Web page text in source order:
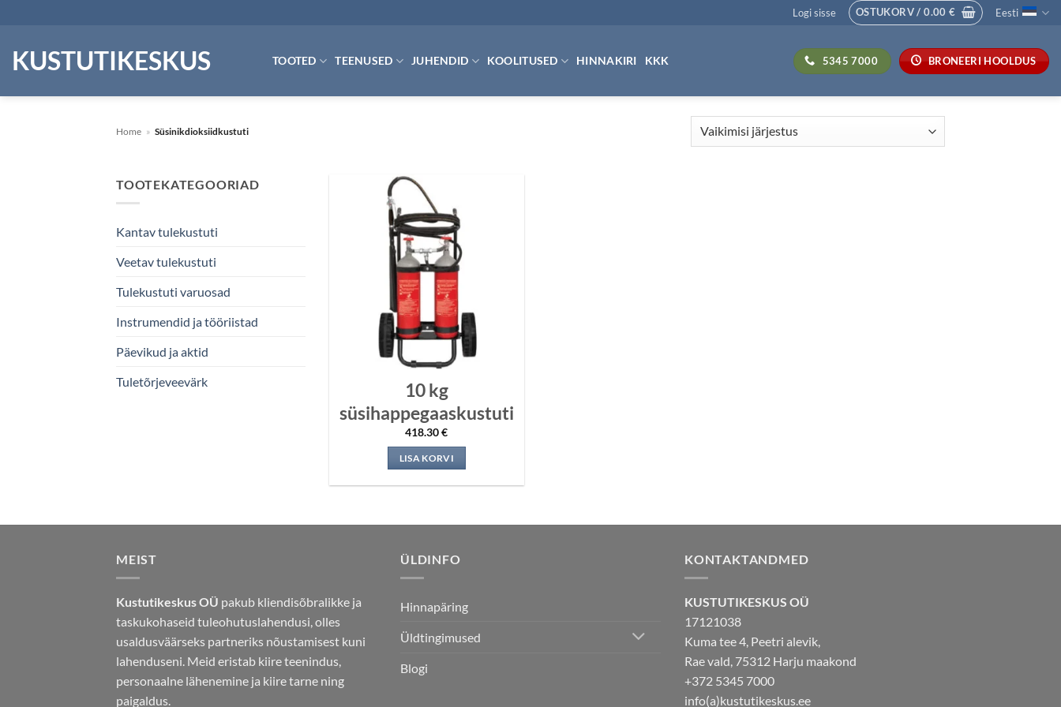
content
Logi sisse OSTUKORV /0.00€ Eesti
KUSTUTIKESKUS TOOTED TEENUSED JUHENDID KOOLITUSED HINNAKIRI KKK 5345 7000 BRONEERI HOOLDUS
Home » Süsinikdioksiidkustuti
TOOTEKATEGOORIAD
Kantav tulekustuti
Veetav tulekustuti
Tulekustuti varuosad
Instrumendid ja tööriistad
Päevikud ja aktid
Tuletõrjeveevärk
10 kg
süsihappegaaskustuti
418.30€
LISA KORVI
MEIST
Kustutikeskus OÜ pakub kliendisõbralikke ja
taskukohaseid tuleohutuslahendusi, olles
usaldusväärseks partneriks nõustamisest kuni
lahenduseni. Meid eristab kiire teenindus,
personaalne lähenemine ja kiire tarne ning
paigaldus.
ÜLDINFO
Hinnapäring
Üldtingimused
Blogi
KONTAKTANDMED
KUSTUTIKESKUS OÜ
17121038
Kuma tee 4, Peetri alevik,
Rae vald, 75312 Harju maakond
+372 5345 7000
info(a)kustutikeskus.ee